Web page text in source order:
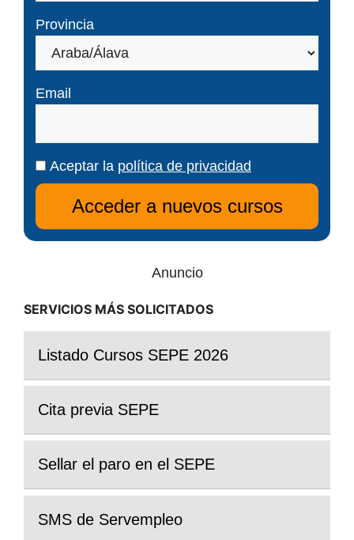
Provincia
Email
Aceptar la política de privacidad
Anuncio
SERVICIOS MÁS SOLICITADOS
Listado Cursos SEPE 2026
Cita previa SEPE
Sellar el paro en el SEPE
SMS de Servempleo